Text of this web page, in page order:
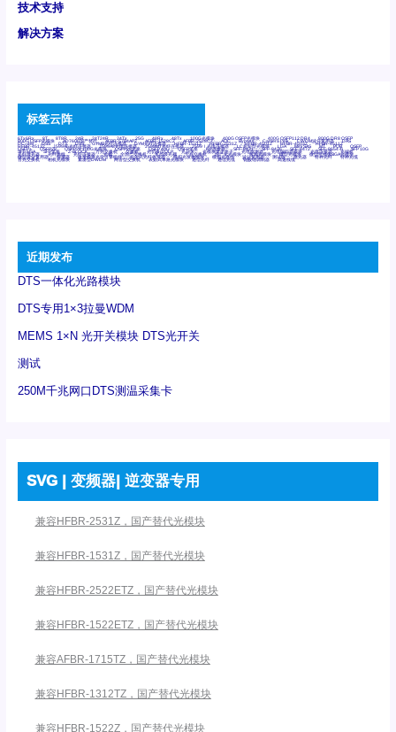
技术支持
解决方案
标签云阵
6Tx6Rx 8T 8T8R 24R 24T24R 24Tx 25G 48Rx 48Tx 100G光模块 400G OSFP光模块 400G QSFP112 DR4 800G DR8 OSFP
800G OSFP光模块 AD7606国产替代 AFBR-57B4APZ AFBR-1528CZ AFBR-2528CZ AOC Bypass Camera Link CWDM波分复用器 DAS
DC~4M DSS DTS DVS GYMB光纤连接器 GYM光纤连接器 HFBR-1531Z HFBR-2531Z HFBR-4501Z HFBR-4503Z HFBR-4511Z
HFBR-4513Z J599A6光纤连接器 J599A8光电连接器 J599MT光纤连接器 J599Ⅰ光电连接器 LC超短型光模块 LGA Mini SAS MT POB QSFP
QSFP+ QSFP28 QSFP28 100G光模块 QSFP28笼座 QSFP 40G QSFP笼座 RP连接器 SFF-8431 SFF-8436 SFF-8472 SFF-8654 4i SFP 10G
SFP MSA SFP笼座 Z-BLOCK 万兆交换机 交换机 光切换仪OLP 光开关 光模块笼子座子 光电探测器 光电编码器模块 光电连接器 光端机
光纤激光器 光纤跳线 光纤连接器 光耦 全国产交换机 军品级光耦 千兆交换机 国产化光模块 射频光模块 微型光模块 微型可插拔BGA光模块
微型波分复用器 探测器 收发模块光学引擎组件 机架式光纤收发器 模拟光发射模块 模拟光器件 波分复用器 测试版 激光器 特种光纤 特种光缆
百兆交换机 相机光模块 紧凑型DWDM 网管型交换机 表贴式单路光模块 通信光纤 通信光缆 铌酸锂调制器 高速线缆
近期发布
DTS一体化光路模块
DTS专用1×3拉曼WDM
MEMS 1×N 光开关模块 DTS光开关
测试
250M千兆网口DTS测温采集卡
SVG | 变频器| 逆变器专用
兼容HFBR-2531Z，国产替代光模块
兼容HFBR-1531Z，国产替代光模块
兼容HFBR-2522ETZ，国产替代光模块
兼容HFBR-1522ETZ，国产替代光模块
兼容AFBR-1715TZ，国产替代光模块
兼容HFBR-1312TZ，国产替代光模块
兼容HFBR-1522Z，国产替代光模块